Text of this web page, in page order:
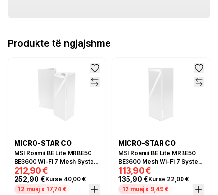
Produkte të ngjajshme
MICRO-STAR CO
MSI Roamii BE Lite MRBE50
BE3600 Wi-Fi 7 Mesh System
2-Pack – Dual Band, 2.5GbE,
MLO, MU-MIMO
212,90 €
252,90 €Kurse 40,00 €
12 muaj x 17,74 €
MICRO-STAR CO
MSI Roamii BE Lite MRBE50
BE3600 Mesh Wi-Fi 7 System
– Dual Band, 2.5GbE, MLO,
MU-MIMO
113,90 €
135,90 €Kurse 22,00 €
12 muaj x 9,49 €